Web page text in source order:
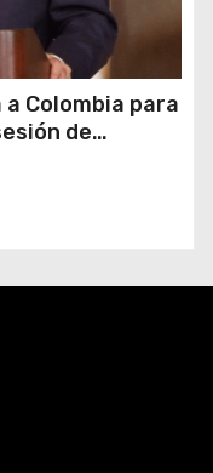
Colombia para
de